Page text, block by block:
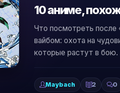
10 аниме,
Что посмотреть
вайбом: охота на
которые растут в бою.
Maybach 2 0